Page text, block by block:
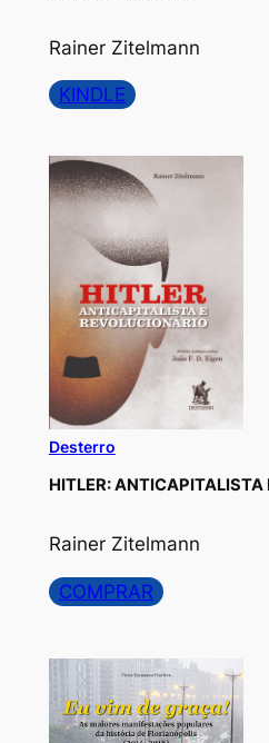
Rainer Zitelmann
KINDLE
Desterro
HITLER: ANTICAPITALISTA
Rainer Zitelmann
COMPRAR